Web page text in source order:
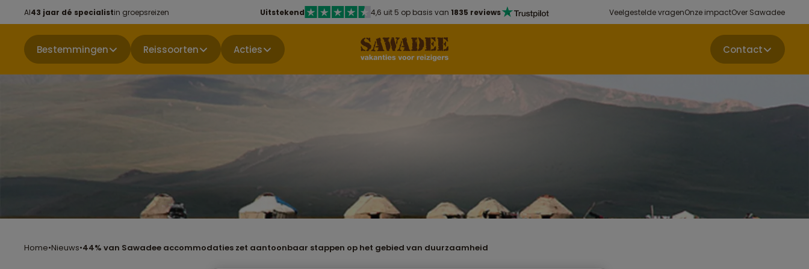
Al43 jaar dé specialistin groepsreizen Uitstekend 4,6 uit 5 op basis van 1835 reviews Veelgestelde vragenOnze impactOver Sawadee
Bestemmingen Reissoorten Acties Contact
Home•Nieuws•44% van Sawadee accommodaties zet aantoonbaar stappen op het gebied van duurzaamheid